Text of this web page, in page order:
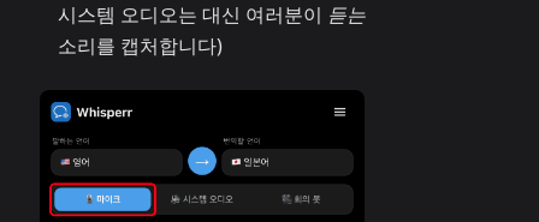
시스템 오디오는 대신 여러분이 듣는
소리를 캡처합니다)